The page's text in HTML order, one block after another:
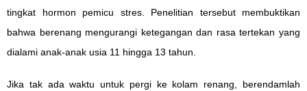
tingkat hormon pemicu stres. Penelitian tersebut membuktikan
bahwa berenang mengurangi ketegangan dan rasa tertekan yang
dialami anak-anak usia 11 hingga 13 tahun.
Jika tak ada waktu untuk pergi ke kolam renang, berendamlah